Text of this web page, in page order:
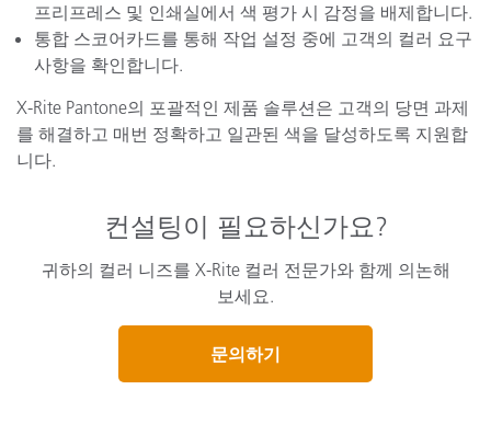
프리프레스 및 인쇄실에서 색 평가 시 감정을 배제합니다.
통합 스코어카드를 통해 작업 설정 중에 고객의 컬러 요구
사항을 확인합니다.
X-Rite Pantone의 포괄적인 제품 솔루션은 고객의 당면 과제
를 해결하고 매번 정확하고 일관된 색을 달성하도록 지원합
니다.
컨설팅이 필요하신가요?
귀하의 컬러 니즈를 X-Rite 컬러 전문가와 함께 의논해
보세요.
문의하기